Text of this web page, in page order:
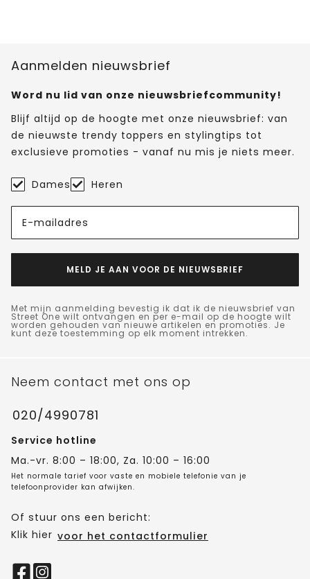
Aanmelden nieuwsbrief
Word nu lid van onze nieuwsbriefcommunity!
Blijf altijd op de hoogte met onze nieuwsbrief: van
de nieuwste trendy toppers en stylingtips tot
exclusieve promoties - vanaf nu mis je niets meer.
Dames Heren
E-mailadres
MELD JE AAN VOOR DE NIEUWSBRIEF
Met mijn aanmelding bevestig ik dat ik de nieuwsbrief van
Street One wilt ontvangen en per e-mail op de hoogte wilt
worden gehouden van nieuwe artikelen en promoties. Je
kunt deze toestemming op elk moment intrekken.
Neem contact met ons op
020/4990781
Service hotline
Ma.-vr. 8:00 – 18:00, Za. 10:00 – 16:00
Het normale tarief voor vaste en mobiele telefonie van je
telefoonprovider kan afwijken.
Of stuur ons een bericht:
Klik hier voor het contactformulier